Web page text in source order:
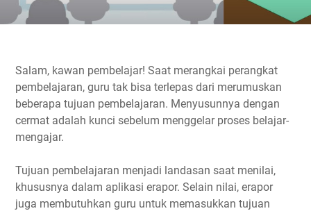
Salam, kawan pembelajar! Saat merangkai perangkat
pembelajaran, guru tak bisa terlepas dari merumuskan
beberapa tujuan pembelajaran. Menyusunnya dengan
cermat adalah kunci sebelum menggelar proses belajar-
mengajar.
Tujuan pembelajaran menjadi landasan saat menilai,
khususnya dalam aplikasi erapor. Selain nilai, erapor
juga membutuhkan guru untuk memasukkan tujuan